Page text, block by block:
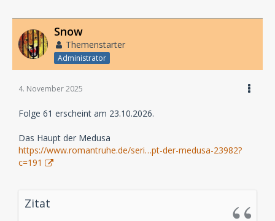
Snow
Themenstarter
Administrator
4. November 2025
Folge 61 erscheint am 23.10.2026.
Das Haupt der Medusa
https://www.romantruhe.de/seri…pt-der-medusa-23982?
c=191
Zitat